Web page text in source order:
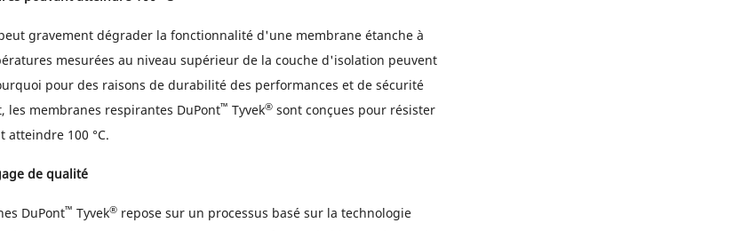
gravement dégrader la fonctionnalité d'une membrane étanche à
mesurées au niveau supérieur de la couche d'isolation peuvent
pour des raisons de durabilité des performances et de sécurité
les membranes respirantes DuPont™ Tyvek®sont conçues pour résister
atteindre 100 °C.
de qualité
DuPont™ Tyvek®repose sur un processus basé sur la technologie